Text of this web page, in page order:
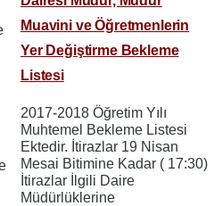
Muavini ve Öğretmenlerin
Yer Değiştirme Bekleme
Listesi
2017-2018 Öğretim Yılı
Muhtemel Bekleme Listesi
Ektedir. İtirazlar 19 Nisan
Mesai Bitimine Kadar ( 17:30)
İtirazlar İlgili Daire
Müdürlüklerine